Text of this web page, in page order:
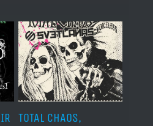
TOTAL CHAOS,